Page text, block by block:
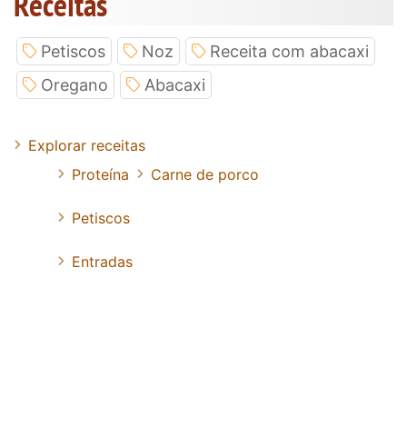
Petiscos Noz
Receita com abacaxi
Oregano
Abacaxi
Explorar receitas
Proteína
Carne de porco
Petiscos
Entradas